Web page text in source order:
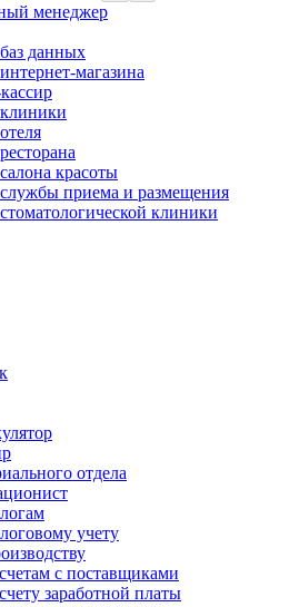
менеджер
данных
магазина
красоты
приема и размещения
клиники
отдела
учету
с поставщиками
заработной платы